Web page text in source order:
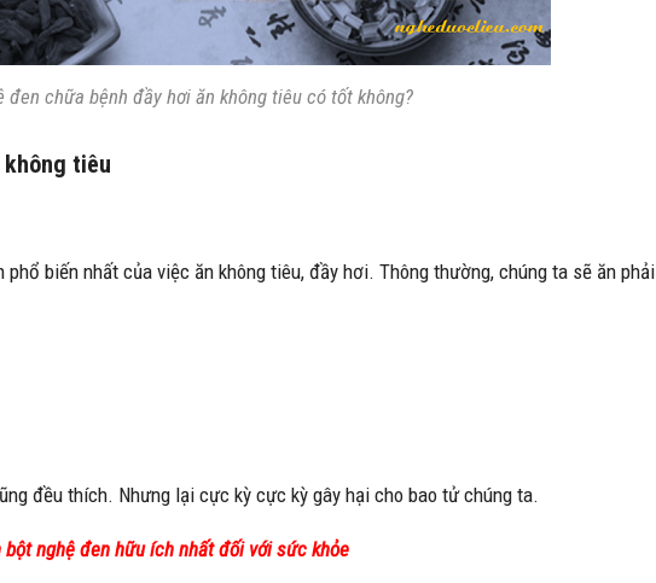
đen chữa bệnh đầy hơi ăn không tiêu có tốt không?
không tiêu
biến nhất của việc ăn không tiêu, đầy hơi. Thông thường, chúng ta sẽ ăn phải
đều thích. Nhưng lại cực kỳ cực kỳ gây hại cho bao tử chúng ta.
bột nghệ đen hữu ích nhất đối với sức khỏe